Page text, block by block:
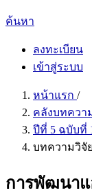
ค้นหา
ลงทะเบียน
เข้าสู่ระบบ
หน้าแรก /
คลังบทควา
ปีที่ 5 ฉบับที่
บทความวิจัย
การพัฒนาแ